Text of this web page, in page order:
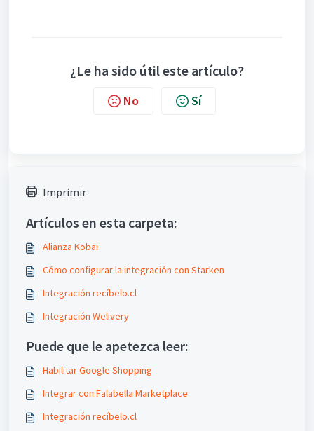
¿Le ha sido útil este artículo?
No Sí
Imprimir
Artículos en esta carpeta:
Alianza Kobai
Cómo configurar la integración con Starken
Integración recíbelo.cl
Integración Welivery
Puede que le apetezca leer:
Habilitar Google Shopping
Integrar con Falabella Marketplace
Integración recíbelo.cl